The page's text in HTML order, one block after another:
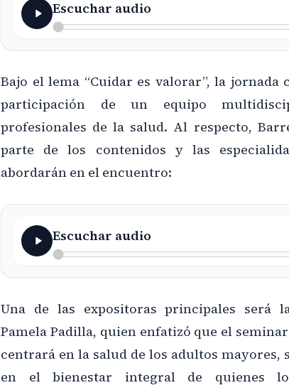
Escuchar audio
Bajo el lema “Cuidar es valorar”, la jornada
participación de un equipo
profesionales de la salud. Al respecto,
parte de los contenidos y las
abordarán en el encuentro:
Escuchar audio
Una de las expositoras principales será
Pamela Padilla, quien enfatizó que el
centrará en la salud de los adultos mayores,
en el bienestar integral de quienes